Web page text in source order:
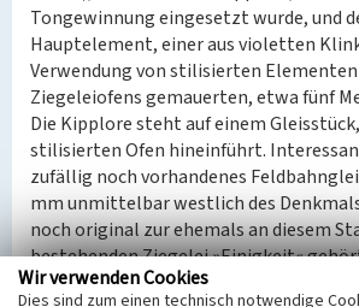
Tongewinnung eingesetzt wurde, und
Hauptelement, einer aus violetten
Verwendung von stilisierten Elementen
Ziegeleiofens gemauerten, etwa fünf
Die Kipplore steht auf einem
stilisierten Ofen hineinführt.
zufällig noch vorhandenes
mm unmittelbar westlich des
noch original zur ehemals an diesem
bestehenden Ziegelei »Einigkeit«
Das Denkmal ist industrie- und
Wir verwenden Cookies
Dies sind zum einen technisch notwendige